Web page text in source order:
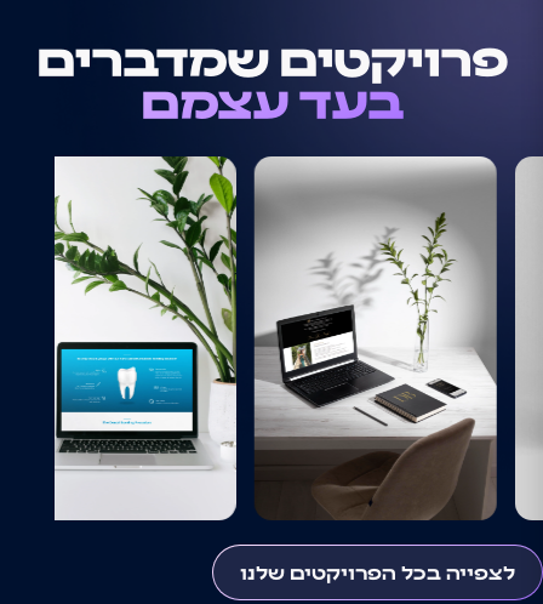
פרויקטים שמדברים
בעד עצמם
לצפייה בכל הפרויקטים שלנו